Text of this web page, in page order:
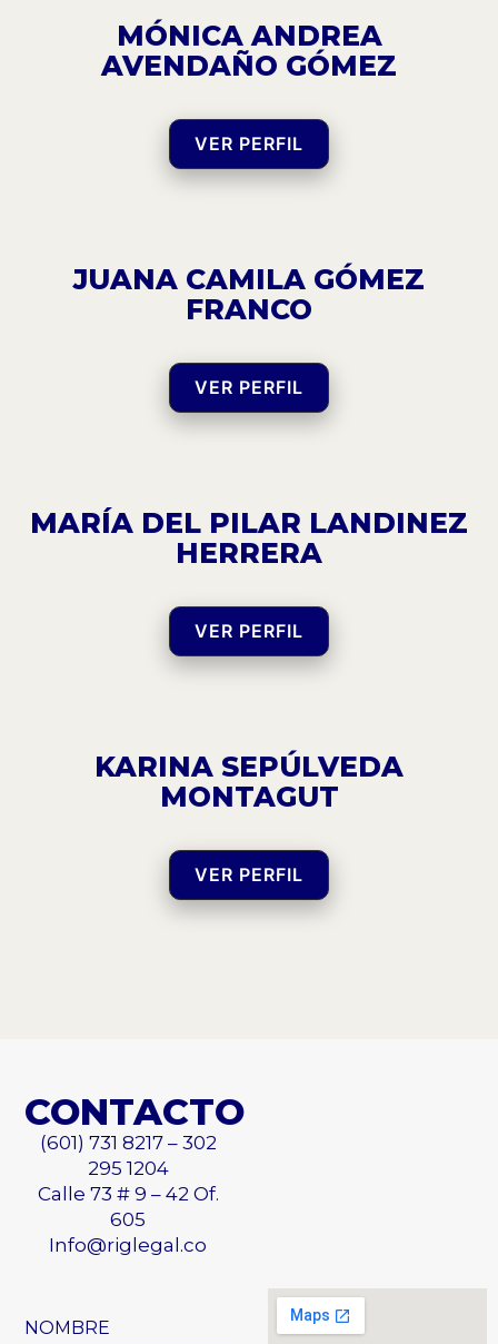
MÓNICA ANDREA
AVENDAÑO GÓMEZ
VER PERFIL
JUANA CAMILA GÓMEZ
FRANCO
VER PERFIL
MARÍA DEL PILAR LANDINEZ
HERRERA
VER PERFIL
KARINA SEPÚLVEDA
MONTAGUT
VER PERFIL
CONTACTO
(601) 731 8217 – 302
295 1204
Calle 73 # 9 – 42 Of.
605
Info@riglegal.co
NOMBRE